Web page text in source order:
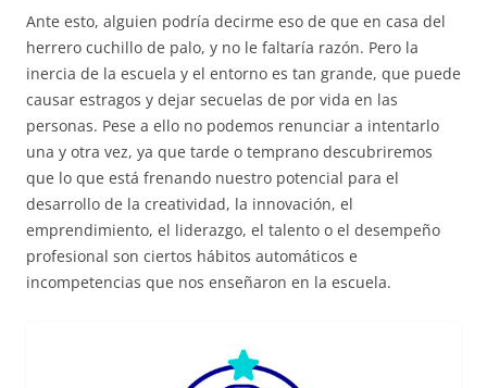
Ante esto, alguien podría decirme eso de que en casa del
herrero cuchillo de palo, y no le faltaría razón. Pero la
inercia de la escuela y el entorno es tan grande, que puede
causar estragos y dejar secuelas de por vida en las
personas. Pese a ello no podemos renunciar a intentarlo
una y otra vez, ya que tarde o temprano descubriremos
que lo que está frenando nuestro potencial para el
desarrollo de la creatividad, la innovación, el
emprendimiento, el liderazgo, el talento o el desempeño
profesional son ciertos hábitos automáticos e
incompetencias que nos enseñaron en la escuela.